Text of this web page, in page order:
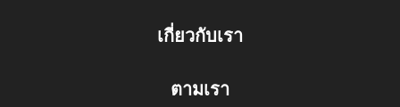
เกี่ยวกับเรา
ตามเรา